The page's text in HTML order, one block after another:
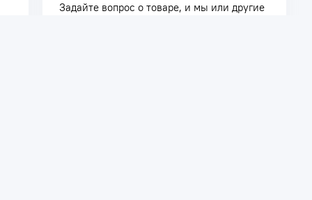
Задайте вопрос о товаре, и мы или другие